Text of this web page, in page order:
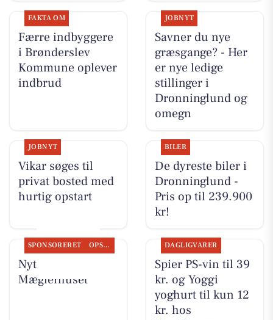
FAKTA OM
Færre indbyggere
i Brønderslev
Kommune oplever
indbrud
JOBNYT
Savner du nye
græsgange? - Her
er nye ledige
stillinger i
Dronninglund og
omegn
JOBNYT
Vikar søges til
privat bosted med
hurtig opstart
BILER
De dyreste biler i
Dronninglund -
Pris op til 239.900
kr!
SPONSORERET OPSLAGSTAVLEN
Nyt fra
Mæglerhuset
DAGLIGVARER
Spier PS-vin til 39
kr. og Yoggi
yoghurt til kun 12
kr. hos